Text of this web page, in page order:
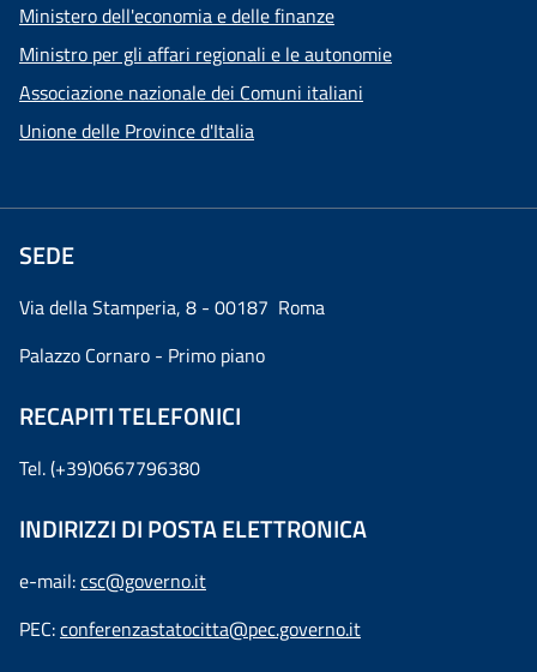
Ministero dell'economia e delle finanze
Ministro per gli affari regionali e le autonomie
Associazione nazionale dei Comuni italiani
Unione delle Province d'Italia
SEDE
Via della Stamperia, 8 - 00187 Roma
Palazzo Cornaro - Primo piano
RECAPITI TELEFONICI
Tel. (+39)0667796380
INDIRIZZI DI POSTA ELETTRONICA
e-mail:csc@governo.it
PEC:conferenzastatocitta@pec.governo.it